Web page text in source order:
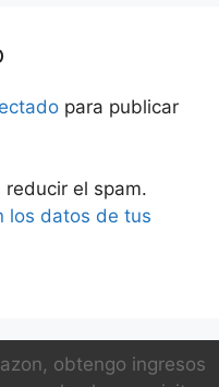
para publicar
el spam.
los datos de tus
obtengo ingresos